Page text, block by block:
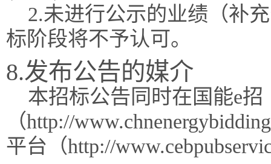
2.未进行公示的业绩（补
标阶段将不予认可。
8.发布公告的媒介
本招标公告同时在国能e招
（http://
平台（http://